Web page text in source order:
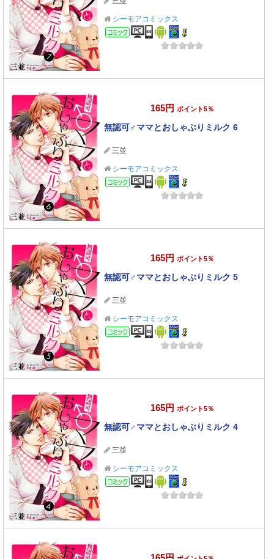
シーモアコミックス
コミック
165円 ポイント5％
無認可♂ママとおしゃぶりミルク 6
三並
シーモアコミックス
コミック
165円 ポイント5％
無認可♂ママとおしゃぶりミルク 5
三並
シーモアコミックス
コミック
165円 ポイント5％
無認可♂ママとおしゃぶりミルク 4
三並
シーモアコミックス
コミック